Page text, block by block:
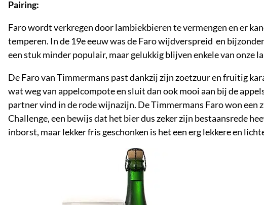
Pairing:
Faro wordt verkregen door lambiekbieren te vermengen en er
temperen. In de 19e eeuw was de Faro wijdverspreid en
een stuk minder populair, maar gelukkig blijven enkele van onze
De Faro van Timmermans past dankzij zijn zoetzuur en fruitig
wat weg van appelcompote en sluit dan ook mooi aan bij de
partner vind in de rode wijnazijn. De Timmermans Faro won een
Challenge, een bewijs dat het bier dus zeker zijn bestaansrede
inborst, maar lekker fris geschonken is het een erg lekkere en